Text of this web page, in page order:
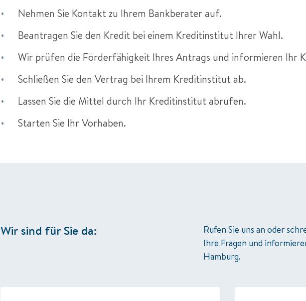
Nehmen Sie Kontakt zu Ihrem Bankberater auf.
Beantragen Sie den Kredit bei einem Kreditinstitut Ihrer Wahl.
Wir prüfen die Förderfähigkeit Ihres Antrags und informieren Ihr
Schließen Sie den Vertrag bei Ihrem Kreditinstitut ab.
Lassen Sie die Mittel durch Ihr Kreditinstitut abrufen.
Starten Sie Ihr Vorhaben.
Wir sind für Sie da:
Rufen Sie uns an oder
Ihre Fragen und
Hamburg.